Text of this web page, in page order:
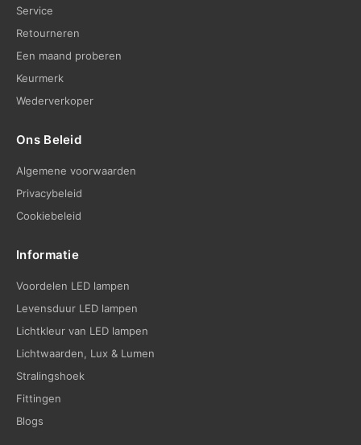
Service
Retourneren
Een maand proberen
Keurmerk
Wederverkoper
Ons Beleid
Algemene voorwaarden
Privacybeleid
Cookiebeleid
Informatie
Voordelen LED lampen
Levensduur LED lampen
Lichtkleur van LED lampen
Lichtwaarden, Lux & Lumen
Stralingshoek
Fittingen
Blogs